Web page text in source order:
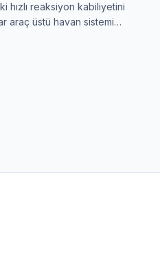
hızlı reaksiyon kabiliyetini
araç üstü havan sistemi…